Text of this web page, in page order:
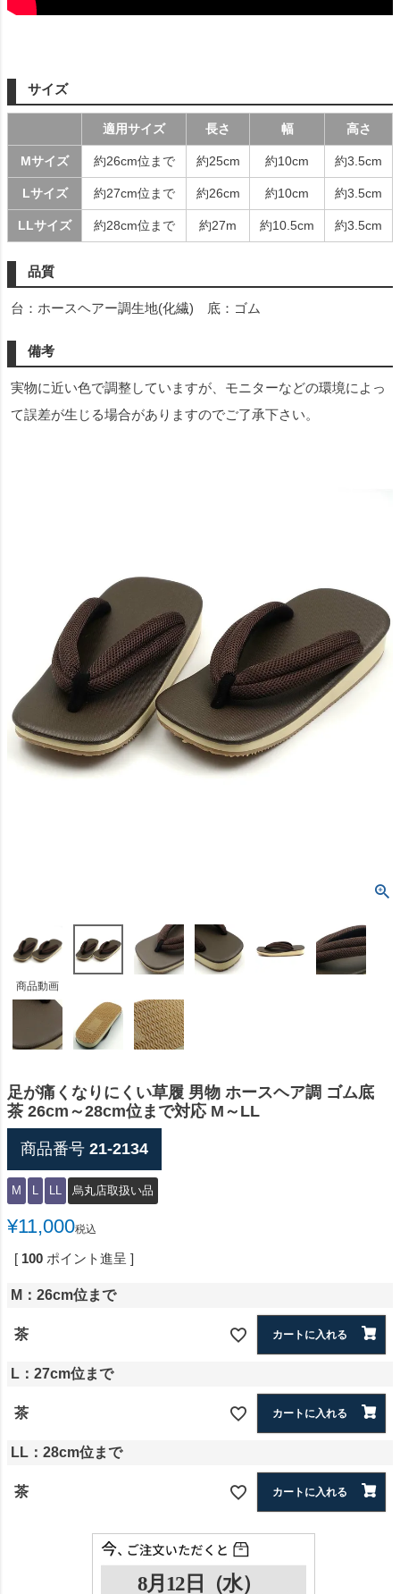
サイズ
適用サイズ 長さ 幅 高さ
Mサイズ 約26cm位まで 約25cm 約10cm 約3.5cm
Lサイズ 約27cm位まで 約26cm 約10cm 約3.5cm
LLサイズ 約28cm位まで 約27m 約10.5cm 約3.5cm
品質
台：ホースヘアー調生地(化繊) 底：ゴム
備考
実物に近い色で調整していますが、モニターなどの環境によっ
て誤差が生じる場合がありますのでご了承下さい。
商品動画
足が痛くなりにくい草履 男物 ホースヘア調 ゴム底
茶 26cm～28cm位まで対応 M～LL
商品番号 21-2134
M 烏丸店取扱い品
¥11,000税込
[ 100 ポイント進呈 ]
M：26cm位まで
茶 カートに入れる
L：27cm位まで
茶 カートに入れる
LL：28cm位まで
茶 カートに入れる